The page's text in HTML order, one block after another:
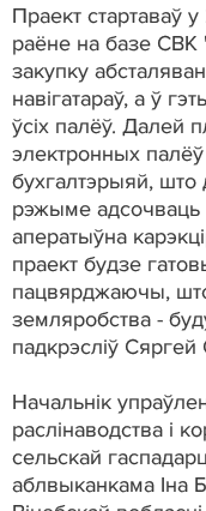
Праект стартаваў
раёне на базе
закупку
навігатараў, а ў
ўсіх палёў. Далей
электронных палёў
бухгалтэрыяй, што
рэжыме адсочваць
аператыўна
праект будзе
пацвярджаючы,
земляробства -
падкрэсліў
Начальнік
раслінаводства і
сельскай
аблвыканкама Іна